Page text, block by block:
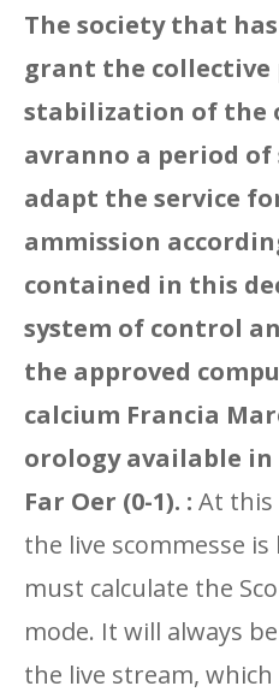
The society that
grant the collective
stabilization of the
avranno a period
adapt the service
ammission
contained in this
system of control
the approved
calcium Francia
orology available in
Far Oer (0-1). : At
the live scommesse
must calculate the
mode. It will always
the live stream,